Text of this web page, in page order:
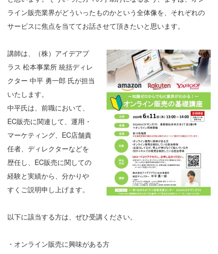
ライン販売業界がどういったものかという全体像を、それぞれの
サービスに焦点を当ててお話させて頂きたいと思います。
講師は、（株）アイデアプ
ラス 松本事業所 統括ディレ
クター 中平 勇一郎 氏が担当
いたします。
中平氏は、前職において、
EC販売に関連して、運用・
マーケティング、EC店舗責
任者、ディレクターなどを
歴任し、EC販売に関しての
経験と実績から、分かりや
すくご説明申し上げます。
以下に該当する方は、ぜひ受講ください。
・オンライン販売に興味がある方